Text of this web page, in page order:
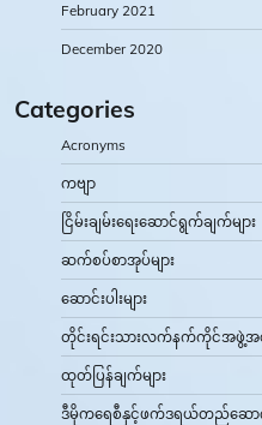
February 2021
December 2020
Categories
Acronyms
ကဗျာ
ငြိမ်းချမ်းရေးဆောင်ရွက်ချက်များ
ဆက်စပ်စာအုပ်များ
ဆောင်းပါးများ
တိုင်းရင်းသားလက်နက်ကိုင်အဖွဲ့အစ
ထုတ်ပြန်ချက်များ
ဒီမိုကရေစီနှင့်ဖက်ဒရယ်တည်ဆောက်‌